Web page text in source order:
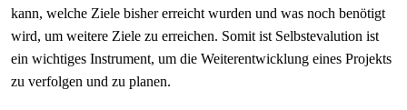
kann, welche Ziele bisher erreicht wurden und was noch benötigt
wird, um weitere Ziele zu erreichen. Somit ist Selbstevalution ist
ein wichtiges Instrument, um die Weiterentwicklung eines Projekts
zu verfolgen und zu planen.